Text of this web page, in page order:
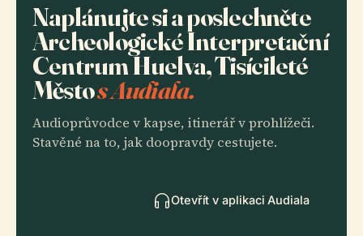
Naplánujte si a poslechněte
Archeologické Interpretační
Centrum Huelva, Tisícileté
Městos Audiala.
Audioprůvodce v kapse, itinerář v prohlížeči.
Stavěné na to, jak doopravdy cestujete.
Otevřít v aplikaci Audiala